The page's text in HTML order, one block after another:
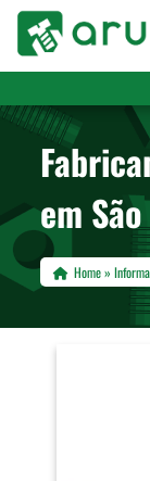
em
Home»